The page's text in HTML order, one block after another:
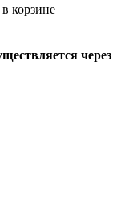
корзине
через